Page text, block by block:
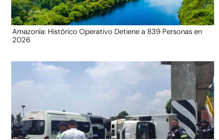
Amazonía: Histórico Operativo Detiene a 839 Personas en
2026